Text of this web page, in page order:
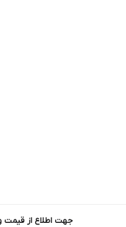
جهت اطلاع از قیمت